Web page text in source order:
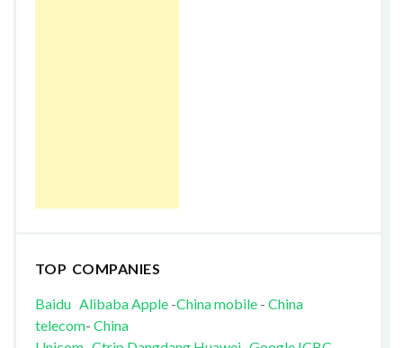
TOP COMPANIES
Baidu AlibabaApple-China mobile- China
telecom- China